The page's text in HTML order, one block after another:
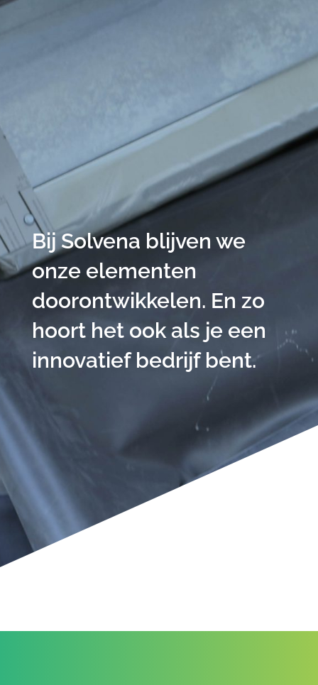
Bij Solvena blijven we
onze elementen
doorontwikkelen. En zo
hoort het ook als je een
innovatief bedrijf bent.